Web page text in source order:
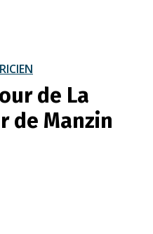
de La
de Manzin